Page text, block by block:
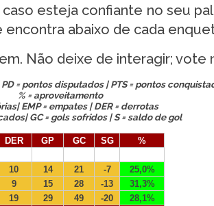
esteja confiante no seu
encontra abaixo de cada
Não deixe de interagir; vote
= pontos disputados | PTS = pontos
% = aproveitamento
EMP = empates | DER = derrotas
GC = gols sofridos | S = saldo de gol
DER GP GC SG
%
10 14 21 -7
25,0%
9 15 28 -13
31,3%
19 29 49 -20
28,1%